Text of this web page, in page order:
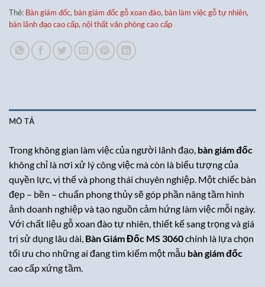
Thẻ: Bàn giám đốc, bàn giám đốc gỗ xoan đào, bàn làm việc gỗ tự nhiên,
bàn lãnh đạo cao cấp, nội thất văn phòng cao cấp
MÔ TẢ
Trong không gian làm việc của người lãnh đạo, bàn giám đốc
không chỉ là nơi xử lý công việc mà còn là biểu tượng của
quyền lực, vị thế và phong thái chuyên nghiệp. Một chiếc bàn
đẹp – bền – chuẩn phong thủy sẽ góp phần nâng tầm hình
ảnh doanh nghiệp và tạo nguồn cảm hứng làm việc mỗi ngày.
Với chất liệu gỗ xoan đào tự nhiên, thiết kế sang trọng và giá
trị sử dụng lâu dài, Bàn Giám Đốc MS 3060chính là lựa chọn
tối ưu cho những ai đang tìm kiếm một mẫu bàn giám đốc
cao cấp xứng tầm.